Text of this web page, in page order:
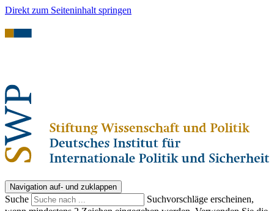
Direkt zum Seiteninhalt springen
Navigation auf- und zuklappen
Suche
Suchvorschläge erscheinen,